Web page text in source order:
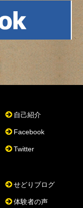
自己紹介
Facebook
Twitter
せどりブログ
体験者の声